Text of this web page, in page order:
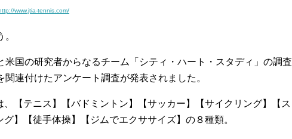
www.jtia-tennis.com/
米国の研究者からなるチーム「シティ・ハート・スタディ」の調査
連付けたアンケート調査が発表されました。
、【テニス】【バドミントン】【サッカー】【サイクリング】【ス
】【徒手体操】【ジムでエクササイズ】の８種類。